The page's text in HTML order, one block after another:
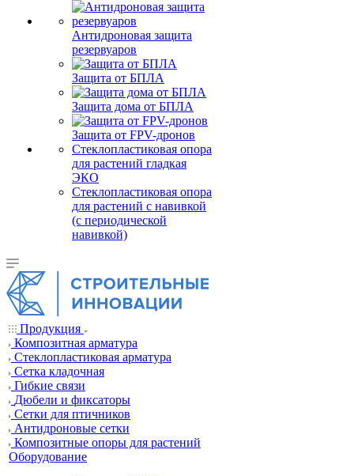
Антидроновая защита
резервуаров
Защита от БПЛА
Защита дома от БПЛА
Защита от FPV-дронов
Стеклопластиковая опора
для растений гладкая
ЭКО
Стеклопластиковая опора
для растений с навивкой
(с периодической
навивкой)
Продукция
Композитная арматура
Cтеклопластиковая арматура
Сетка кладочная
Гибкие связи
Дюбели и фиксаторы
Сетки для птичников
Антидроновые сетки
Композитные опоры для растений
Оборудование